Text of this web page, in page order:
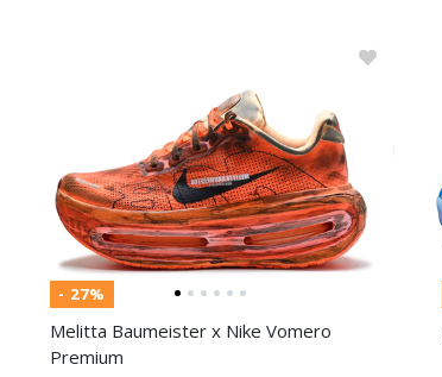
- 27%
Melitta Baumeister x Nike Vomero
Premium